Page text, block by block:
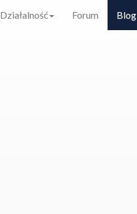
Działalność Forum Blog